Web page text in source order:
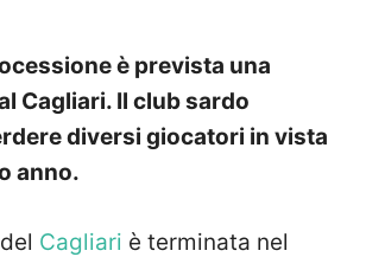
è prevista una
Cagliari. Il club sardo
diversi giocatori in vista
anno.
Cagliari è terminata nel